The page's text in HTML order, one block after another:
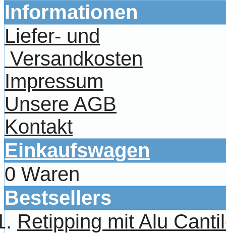
Informationen
Liefer- und
Versandkosten
Impressum
Unsere AGB
Kontakt
Einkaufswagen
0 Waren
Bestsellers
Retipping mit Alu